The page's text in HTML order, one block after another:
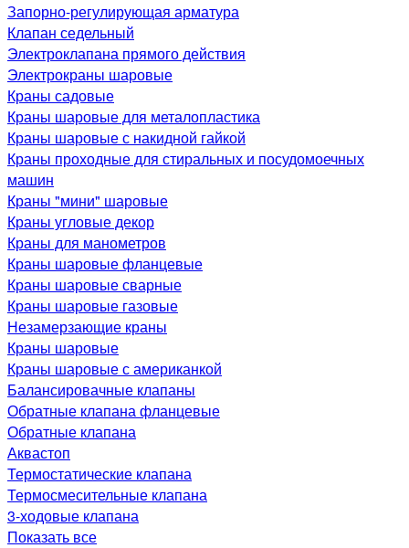
Запорно-регулирующая арматура
Клапан седельный
Электроклапана прямого действия
Электрокраны шаровые
Краны садовые
Краны шаровые для металопластика
Краны шаровые с накидной гайкой
Краны проходные для стиральных и посудомоечных
машин
Краны "мини" шаровые
Краны угловые декор
Краны для манометров
Краны шаровые фланцевые
Краны шаровые сварные
Краны шаровые газовые
Незамерзающие краны
Краны шаровые
Краны шаровые с американкой
Балансировачные клапаны
Обратные клапана фланцевые
Обратные клапана
Аквастоп
Термостатические клапана
Термосмесительные клапана
3-ходовые клапана
Показать все